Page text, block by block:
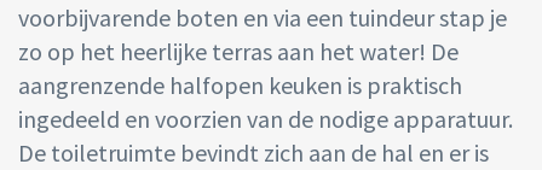
voorbijvarende boten en via een tuindeur stap je
zo op het heerlijke terras aan het water! De
aangrenzende halfopen keuken is praktisch
ingedeeld en voorzien van de nodige apparatuur.
De toiletruimte bevindt zich aan de hal en er is